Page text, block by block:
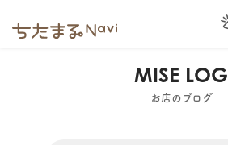
MISE LOG
お店のブログ